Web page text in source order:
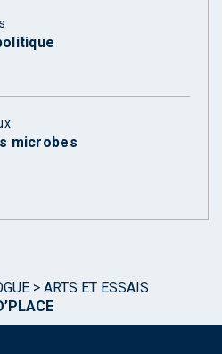
microbes
> ARTS ET ESSAIS